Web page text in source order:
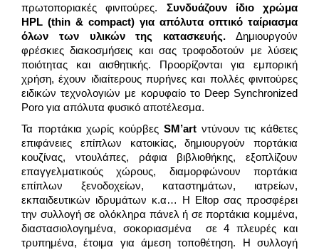
πρωτοποριακές φινιτούρες. Συνδυάζουν ίδιο χρώμα
HPL (thin & compact) για απόλυτα οπτικό ταίριασμα
όλων των υλικών της κατασκευής. Δημιουργούν
φρέσκιες διακοσμήσεις και σας τροφοδοτούν με λύσεις
ποιότητας και αισθητικής. Προορίζονται για εμπορική
χρήση, έχουν ιδιαίτερους πυρήνες και πολλές φινιτούρες
ειδικών τεχνολογιών με κορυφαίο το Deep Synchronized
Poro για απόλυτα φυσικό αποτέλεσμα.
Τα πορτάκια χωρίς κούρβες SM’artντύνουν τις κάθετες
επιφάνειες επίπλων κατοικίας, δημιουργούν πορτάκια
κουζίνας, ντουλάπες, ράφια βιβλιοθήκης, εξοπλίζουν
επαγγελματικούς χώρους, διαμορφώνουν πορτάκια
επίπλων ξενοδοχείων, καταστημάτων, ιατρείων,
εκπαιδευτικών ιδρυμάτων κ.α… Η Eltop σας προσφέρει
την συλλογή σε ολόκληρα πάνελ ή σε πορτάκια κομμένα,
διαστασιολογημένα, σοκοριασμένα σε 4 πλευρές και
τρυπημένα, έτοιμα για άμεση τοποθέτηση. Η συλλογή